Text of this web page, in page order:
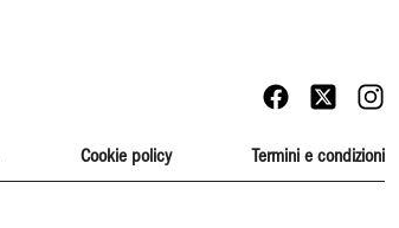
Cookie policy Termini e condizioni